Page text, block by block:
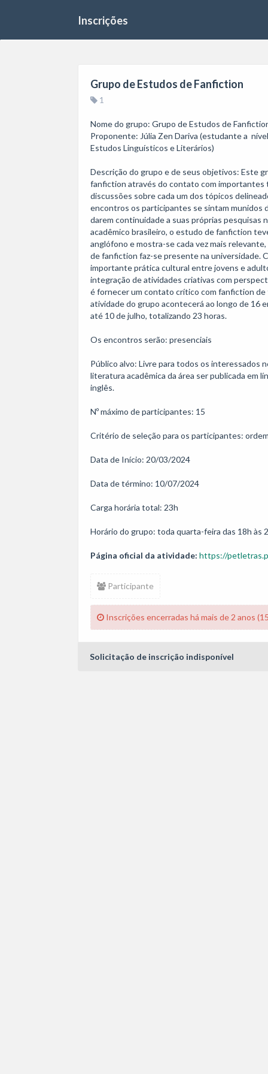
Inscrições
Grupo de Estudos de Fanfiction
1
Nome do grupo: Grupo de Estudos de
Proponente: Júlia Zen Dariva (estudante a
Estudos Linguísticos e Literários)
Descrição do grupo e de seus objetivos: Este
fanfiction através do contato com importantes
discussões sobre cada um dos tópicos
encontros os participantes se sintam munidos
darem continuidade a suas próprias pesquisas
acadêmico brasileiro, o estudo de fanfiction
anglófono e mostra-se cada vez mais
de fanfiction faz-se presente na universidade.
importante prática cultural entre jovens e
integração de atividades criativas com
é fornecer um contato crítico com fanfiction de
atividade do grupo acontecerá ao longo de 16
até 10 de julho, totalizando 23 horas.
Os encontros serão: presenciais
Público alvo: Livre para todos os interessados
literatura acadêmica da área ser publicada em
inglês.
Nº máximo de participantes: 15
Critério de seleção para os participantes:
Data de Início: 20/03/2024
Data de término: 10/07/2024
Carga horária total: 23h
Horário do grupo: toda quarta-feira das 18h às
Página oficial da atividade: https://
Participante
Inscrições encerradas há mais de 2 anos
Solicitação de inscrição indisponível